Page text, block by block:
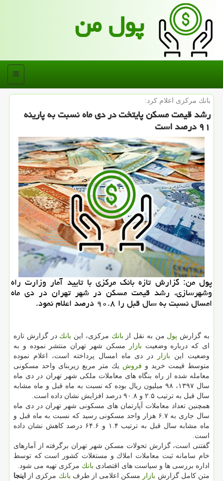
پول من
منو
بانك مركزی اعلام كرد:
رشد قیمت مسكن پایتخت در دی ماه نسبت به پارینه
۹۱ درصد است
پول من: گزارش تازه بانك مركزی با تایید آمار وزارت راه
وشهرسازی، رشد قیمت مسكن در شهر تهران در دی ماه
امسال نسبت به سال قبل را ۹۰.۸ درصد اعلام نمود.
به گزارش پول من به نقل از بانك مركزی، این بانك در گزارش تازه
ای كه درباره وضعیت بازار
مسكن شهر تهران منتشر نموده و به
وضعیت این بازار
در دی ماه امسال پرداخته است، اعلام نموده
متوسط قیمت خرید و فروش یك متر مربع زیربنای واحد مسكونی
معامله شده از راه بنگاه های معاملات ملكی شهر تهران در دی ماه
سال ۱۳۹۷، ۹۸ میلیون ریال بوده كه نسبت به ماه قبل و ماه مشابه
سال قبل به ترتیب ۲.۵ و ۹۰.۸ درصد افزایش نشان داده است.
همچنین تعداد معاملات آپارتمان های مسكونی شهر تهران در دی ماه
سال جاری به ۶.۷ هزار واحد مسكونی رسید كه نسبت به ماه قبل و
ماه مشابه سال قبل به ترتیب ۱.۴ و ۶۴.۶ درصد كاهش نشان داده
است.
گفتنی است، گزارش تحولات مسكن شهر تهران برگرفته از آمارهای
خام سامانه ثبت معاملات املاك و مستغلات كشور است كه توسط
اداره بررسی ها و سیاست های اقتصادی بانك مركزی تهیه می شود.
متن كامل گزارش بازار مسكن اعلامی از طرف بانك مركزی از
اینجا